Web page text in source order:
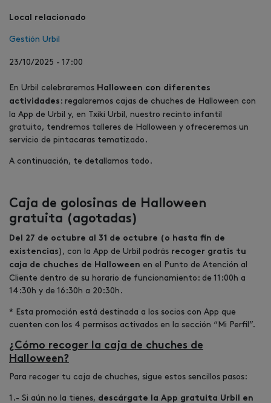
Local relacionado
Gestión Urbil
23/10/2025 - 17:00
En Urbil celebraremos Halloween con diferentes
actividades : regalaremos cajas de chuches de Halloween con
la App de Urbil y, en Txiki Urbil, nuestro recinto infantil
gratuito, tendremos talleres de Halloween y ofreceremos un
servicio de pintacaras tematizado.
A continuación, te detallamos todo.
Caja de golosinas de Halloween
gratuita (agotadas)
Del 27 de octubre al 31 de octubre (o hasta fin de
existencias), con la App de Urbil podrás recoger gratis tu
caja de chuches de Halloween en el Punto de Atención al
Cliente dentro de su horario de funcionamiento: de 11:00h a
14:30h y de 16:30h a 20:30h.
* Esta promoción está destinada a los socios con App que
cuenten con los 4 permisos activados en la sección “Mi Perfil”.
¿Cómo recoger la caja de chuches de
Halloween?
Para recoger tu caja de chuches, sigue estos sencillos pasos:
1.- Si aún no la tienes, descárgate la App gratuita Urbil en